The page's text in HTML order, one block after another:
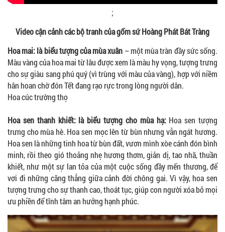
;
Video cận cảnh các bộ tranh của gốm sứ Hoàng Phát Bát Tràng
Hoa mai: là biểu tượng của mùa xuân – một mùa tràn đầy sức sống.
Màu vàng của hoa mai từ lâu được xem là màu hy vọng, tượng trưng
cho sự giàu sang phú quý (vì trùng với màu của vàng), hợp với niềm
hân hoan chờ đón Tết đang rạo rực trong lòng người dân.
Hoa cúc trường thọ
Hoa sen thanh khiết: là biểu tượng cho mùa hạ: Hoa sen tượng
trưng cho mùa hè. Hoa sen mọc lên từ bùn nhưng vẫn ngát hương.
Hoa sen là những tinh hoa từ bùn đất, vươn mình xòe cánh đón bình
minh, rồi theo gió thoảng nhẹ hương thơm, giản dị, tao nhã, thuần
khiết, như một sự lan tỏa của một cuộc sống đầy mến thương, để
vơi đi những căng thẳng giữa cảnh đời chông gai. Vì vậy, hoa sen
tượng trưng cho sự thanh cao, thoát tục, giúp con người xóa bỏ mọi
ưu phiền để tĩnh tâm an hưởng hạnh phúc.